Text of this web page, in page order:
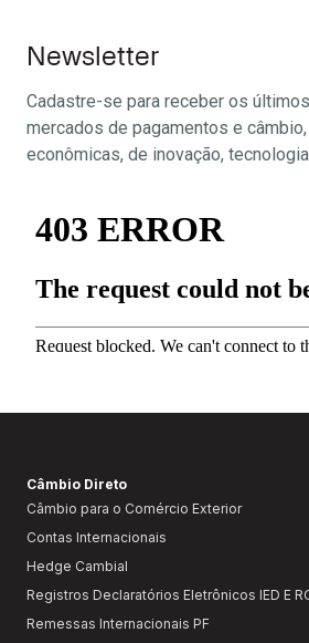
Newsletter
Cadastre-se para receber os
mercados de pagamentos e
econômicas, de inovação,
Câmbio Direto
Câmbio para o Comércio Exterior
Contas Internacionais
Hedge Cambial
Registros Declaratórios Eletrônicos IED E
Remessas Internacionais PF